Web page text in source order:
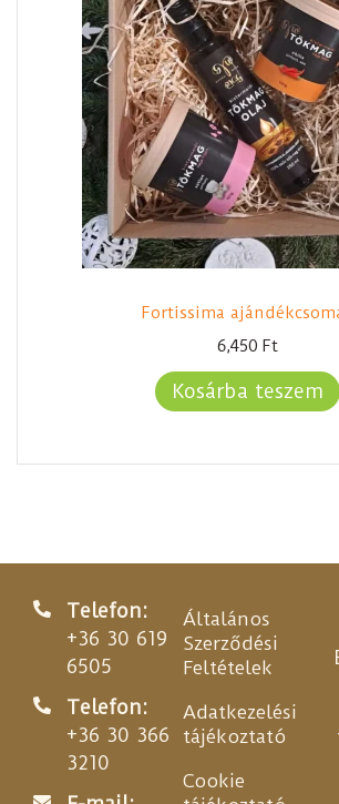
Fortissima
6,450 Ft
Kosárba teszem
Telefon:
+36 30 619
6505
Telefon:
+36 30 366
3210
Általános
Szerződési
Feltételek
Adatkezelési
tájékoztató
Cookie